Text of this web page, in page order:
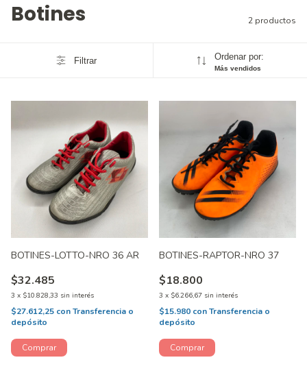
Botines 2 productos
Filtrar Ordenar por:
Más vendidos
BOTINES-LOTTO-NRO 36 AR
$32.485
3 x $10.828,33 sin interés
$27.612,25 conTransferencia o
depósito
BOTINES-RAPTOR-NRO 37
$18.800
3 x $6.266,67 sin interés
$15.980 conTransferencia o
depósito